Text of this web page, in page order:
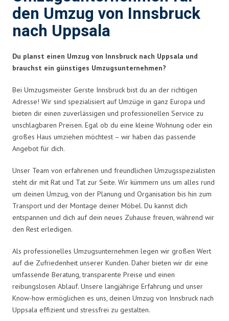
den Umzug von Innsbruck
nach Uppsala
Du planst einen Umzug von Innsbruck nach Uppsala und
brauchst ein günstiges Umzugsunternehmen?
Bei Umzugsmeister Gerste Innsbruck bist du an der richtigen
Adresse! Wir sind spezialisiert auf Umzüge in ganz Europa und
bieten dir einen zuverlässigen und professionellen Service zu
unschlagbaren Preisen. Egal ob du eine kleine Wohnung oder ein
großes Haus umziehen möchtest – wir haben das passende
Angebot für dich.
Unser Team von erfahrenen und freundlichen Umzugsspezialisten
steht dir mit Rat und Tat zur Seite. Wir kümmern uns um alles rund
um deinen Umzug, von der Planung und Organisation bis hin zum
Transport und der Montage deiner Möbel. Du kannst dich
entspannen und dich auf dein neues Zuhause freuen, während wir
den Rest erledigen.
Als professionelles Umzugsunternehmen legen wir großen Wert
auf die Zufriedenheit unserer Kunden. Daher bieten wir dir eine
umfassende Beratung, transparente Preise und einen
reibungslosen Ablauf. Unsere langjährige Erfahrung und unser
Know-how ermöglichen es uns, deinen Umzug von Innsbruck nach
Uppsala effizient und stressfrei zu gestalten.